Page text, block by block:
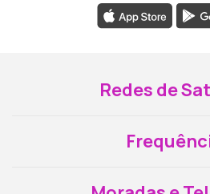
Redes de